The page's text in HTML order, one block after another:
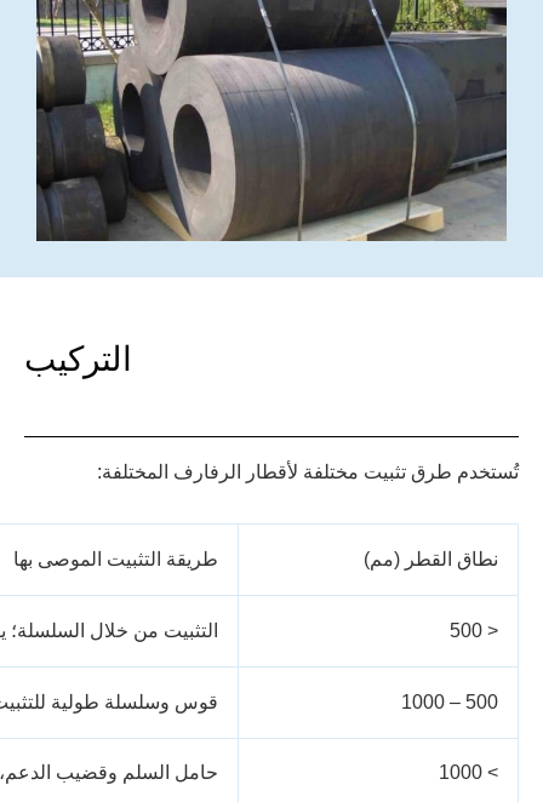
التركيب
تُستخدم طرق تثبيت مختلفة لأقطار الرفارف المختلفة:
نطاق القطر (مم) طريقة التثبيت الموصى بها
< 500 التثبيت من خلال
500 – 1000 قوس وسلسلة طولية للتثبيت
> 1000 حامل السلم وقضيب الدعم،